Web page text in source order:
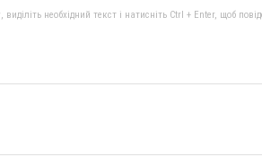
необхідний текст і натисніть Ctrl + Enter, щоб